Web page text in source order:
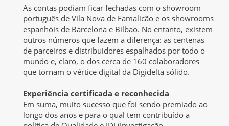
As contas podiam ficar fechadas com o showroom
português de Vila Nova de Famalicão e os showrooms
espanhóis de Barcelona e Bilbao. No entanto, existem
outros números que fazem a diferença: as centenas
de parceiros e distribuidores espalhados por todo o
mundo e, claro, o dos cerca de 160 colaboradores
que tornam o vértice digital da Digidelta sólido.
Experiência certificada e reconhecida
Em suma, muito sucesso que foi sendo premiado ao
longo dos anos e para o qual tem contribuído a